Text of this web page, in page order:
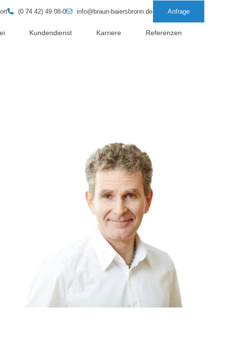
(0 74 42) 49 08-0 info@braun-baiersbronn.de Anfrage
Kundendienst Karriere Referenzen